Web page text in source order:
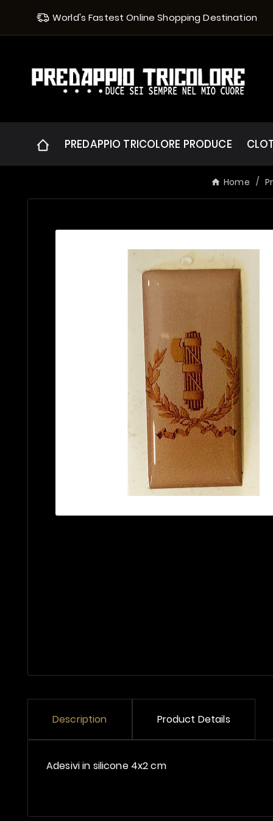
World's Fastest Online Shopping Destination
PREDAPPIO TRICOLORE PRODUCE
Home
Description Product Details
Adesivi in silicone 4x2 cm